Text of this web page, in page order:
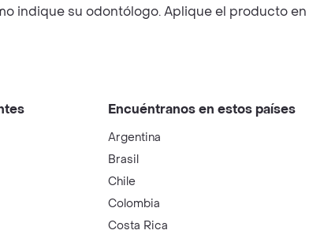
indique su odontólogo. Aplique el producto
Encuéntranos en estos países
Argentina
Brasil
Chile
Colombia
Costa Rica